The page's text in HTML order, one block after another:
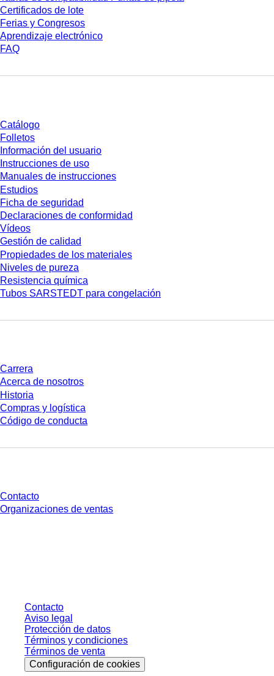
Certificados de lote
Ferias y Congresos
Aprendizaje electrónico
FAQ
Catálogo
Folletos
Información del usuario
Instrucciones de uso
Manuales de instrucciones
Estudios
Ficha de seguridad
Declaraciones de conformidad
Vídeos
Gestión de calidad
Propiedades de los materiales
Niveles de pureza
Resistencia química
Tubos SARSTEDT para congelación
Carrera
Acerca de nosotros
Historia
Compras y logística
Código de conducta
Contacto
Organizaciones de ventas
Contacto
Aviso legal
Protección de datos
Términos y condiciones
Términos de venta
Configuración de cookies